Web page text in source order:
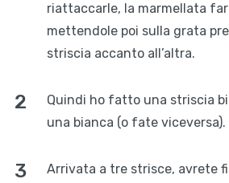
riattaccarle, la marmellata
mettendole poi sulla grata
striscia accanto all’altra.
Quindi ho fatto una striscia
una bianca (o fate viceversa).
Arrivata a tre strisce, avrete